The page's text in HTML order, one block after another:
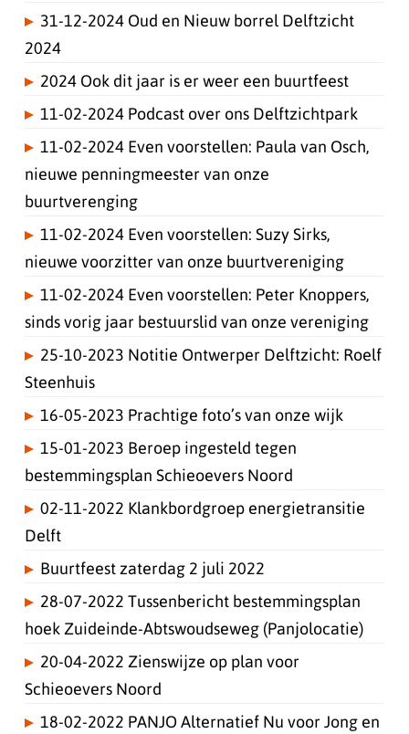
31-12-2024 Oud en Nieuw borrel Delftzicht
2024
2024 Ook dit jaar is er weer een buurtfeest
11-02-2024 Podcast over ons Delftzichtpark
11-02-2024 Even voorstellen: Paula van Osch,
nieuwe penningmeester van onze
buurtverenging
11-02-2024 Even voorstellen: Suzy Sirks,
nieuwe voorzitter van onze buurtvereniging
11-02-2024 Even voorstellen: Peter Knoppers,
sinds vorig jaar bestuurslid van onze vereniging
25-10-2023 Notitie Ontwerper Delftzicht: Roelf
Steenhuis
16-05-2023 Prachtige foto’s van onze wijk
15-01-2023 Beroep ingesteld tegen
bestemmingsplan Schieoevers Noord
02-11-2022 Klankbordgroep energietransitie
Delft
Buurtfeest zaterdag 2 juli 2022
28-07-2022 Tussenbericht bestemmingsplan
hoek Zuideinde-Abtswoudseweg (Panjolocatie)
20-04-2022 Zienswijze op plan voor
Schieoevers Noord
18-02-2022 PANJO Alternatief Nu voor Jong en